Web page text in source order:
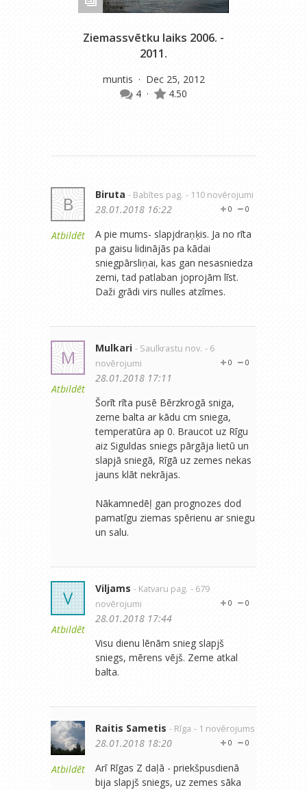
Ziemassvētku laiks 2006. -
2011.
muntis · Dec 25, 2012
4 · 4.50
B
Atbildēt
Biruta - Babītes pag. - 110 novērojumi
0
0
28.01.2018 16:22
A pie mums- slapjdraņķis. Ja no rīta
pa gaisu lidinājās pa kādai
sniegpārsliņai, kas gan nesasniedza
zemi, tad patlaban joprojām līst.
Daži grādi virs nulles atzīmes.
M
Atbildēt
Mulkari - Saulkrastu nov. - 6
novērojumi
0
0
28.01.2018 17:11
Šorīt rīta pusē Bērzkrogā sniga,
zeme balta ar kādu cm sniega,
temperatūra ap 0. Braucot uz Rīgu
aiz Siguldas sniegs pārgāja lietū un
slapjā sniegā, Rīgā uz zemes nekas
jauns klāt nekrājas.
Nākamnedēļ gan prognozes dod
pamatīgu ziemas spērienu ar sniegu
un salu.
V
Atbildēt
Viljams - Katvaru pag. - 679
novērojumi
0
0
28.01.2018 17:44
Visu dienu lēnām snieg slapjš
sniegs, mērens vējš. Zeme atkal
balta.
Atbildēt
Raitis Sametis - Rīga - 1 novērojums
0
0
28.01.2018 18:20
Arī Rīgas Z daļā - priekšpusdienā
bija slapjš sniegs, uz zemes sāka